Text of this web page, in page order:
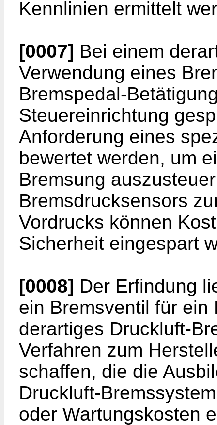
Kennlinien ermittelt
[0007] Bei einem
Verwendung eines
Bremspedal-
Steuereinrichtung
Anforderung eines
bewertet werden, um
Bremsung
Bremsdrucksensors
Vordrucks können
Sicherheit eingespart
[0008] Der Erfindung
ein Bremsventil für ein
derartiges Druckluft-
Verfahren zum
schaffen, die die
Druckluft-
oder Wartungskosten